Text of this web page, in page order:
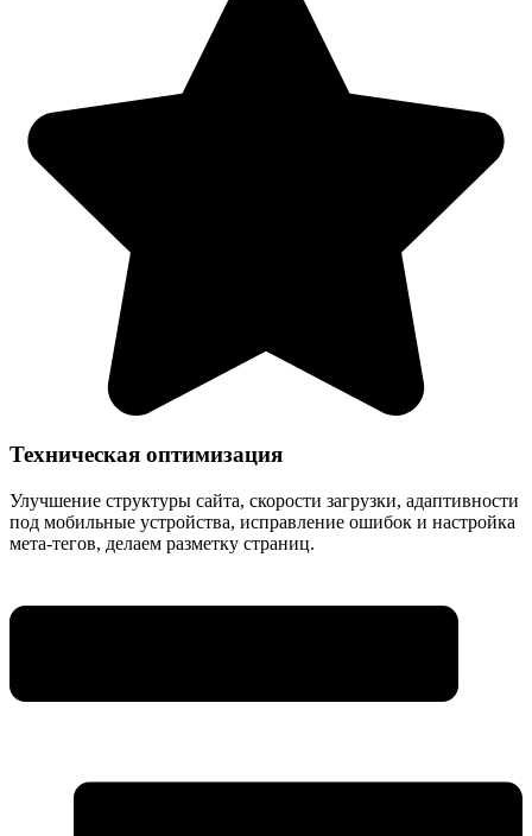
Техническая оптимизация
Улучшение структуры сайта, скорости загрузки, адаптивности
под мобильные устройства, исправление ошибок и настройка
мета-тегов, делаем разметку страниц.